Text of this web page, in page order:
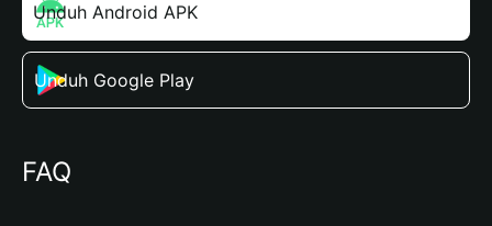
Unduh Android APK
Unduh Google Play
FAQ